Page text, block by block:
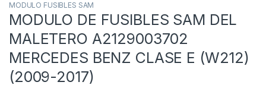
MODULO FUSIBLES SAM
MODULO DE FUSIBLES SAM DEL
MALETERO A2129003702
MERCEDES BENZ CLASE E (W212)
(2009-2017)